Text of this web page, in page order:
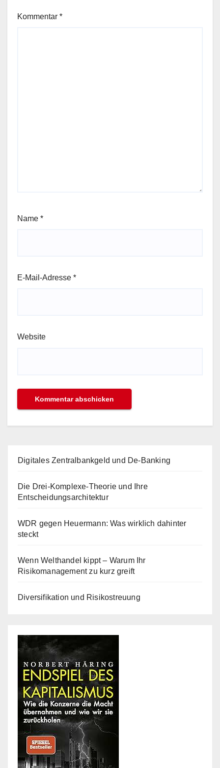
Kommentar *
Name *
E-Mail-Adresse *
Website
Digitales Zentralbankgeld und De-Banking
Die Drei-Komplexe-Theorie und Ihre
Entscheidungsarchitektur
WDR gegen Heuermann: Was wirklich dahinter
steckt
Wenn Welthandel kippt – Warum Ihr
Risikomanagement zu kurz greift
Diversifikation und Risikostreuung